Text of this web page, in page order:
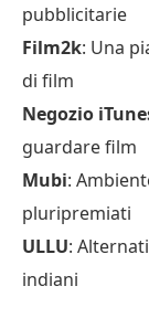
pubblicitarie
Film2k: Una
di film
Negozio
guardare film
Mubi:
pluripremiati
ULLU:
indiani